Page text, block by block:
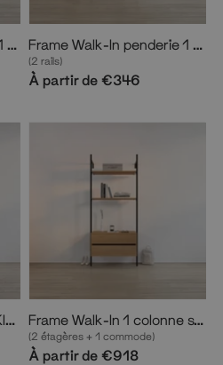
Frame Walk-In penderie 1 colonne Frame Walk-In penderie 1 colonne
(2 rails)
À partir de €346
Frame Walk-In 1 Reihen Kleiderstangensystem Frame Walk-In 1 colonne système d'étagères avec commode
(2 étagères + 1 commode)
À partir de €918